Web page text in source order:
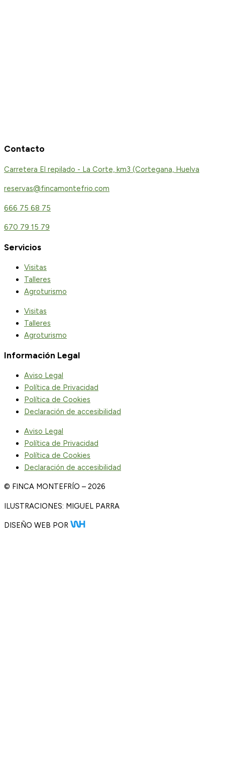
Contacto
Carretera El repilado - La Corte, km3 (Cortegana, Huelva
reservas@fincamontefrio.com
666 75 68 75
670 79 15 79
Servicios
Visitas
Talleres
Agroturismo
Visitas
Talleres
Agroturismo
Información Legal
Aviso Legal
Política de Privacidad
Política de Cookies
Declaración de accesibilidad
Aviso Legal
Política de Privacidad
Política de Cookies
Declaración de accesibilidad
© FINCA MONTEFRÍO – 2026
ILUSTRACIONES: MIGUEL PARRA
DISEÑO WEB POR